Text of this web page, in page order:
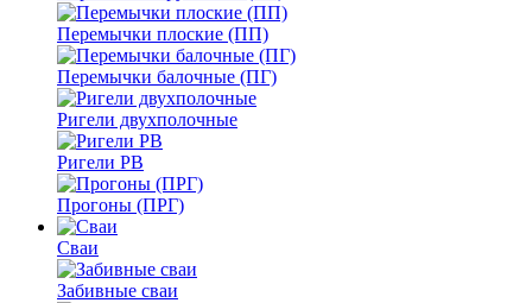
Перемычки плоские (ПП)
Перемычки балочные (ПГ)
Ригели двухполочные
Ригели РВ
Прогоны (ПРГ)
Сваи
Забивные сваи